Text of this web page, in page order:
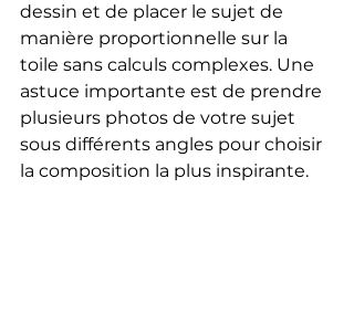
dessin et de placer le sujet de
manière proportionnelle sur la
toile sans calculs complexes. Une
astuce importante est de prendre
plusieurs photos de votre sujet
sous différents angles pour choisir
la composition la plus inspirante.